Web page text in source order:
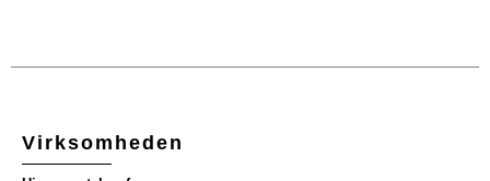
Virksomheden